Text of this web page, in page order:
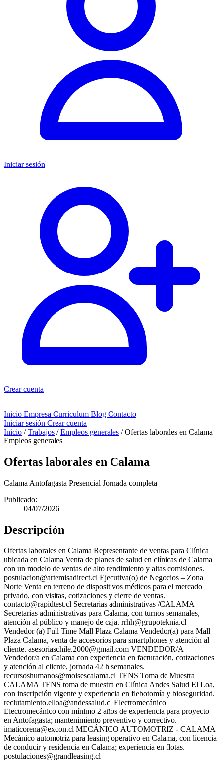
Iniciar sesión
Crear cuenta
Inicio Empresa Curriculum Blog Contacto
Iniciar sesión Crear cuenta
Inicio / Trabajos / Empleos generales / Ofertas laborales en Calama
Empleos generales
Ofertas laborales en Calama
Calama Antofagasta Presencial Jornada completa
Publicado:
04/07/2026
Descripción
Ofertas laborales en Calama Representante de ventas para Clínica
ubicada en Calama Venta de planes de salud en clínicas de Calama
con un modelo de ventas de alto rendimiento y altas comisiones.
postulacion@artemisadirect.cl Ejecutiva(o) de Negocios – Zona
Norte Venta en terreno de dispositivos médicos para el mercado
privado, con visitas, cotizaciones y cierre de ventas.
contacto@rapidtest.cl Secretarias administrativas /CALAMA
Secretarias administrativas para Calama, con turnos semanales,
atención al público y manejo de caja. rrhh@grupoteknia.cl
Vendedor (a) Full Time Mall Plaza Calama Vendedor(a) para Mall
Plaza Calama, venta de accesorios para smartphones y atención al
cliente. asesoriaschile.2000@gmail.com VENDEDOR/A
Vendedor/a en Calama con experiencia en facturación, cotizaciones
y atención al cliente, jornada 42 h semanales.
recursoshumanos@moisescalama.cl TENS Toma de Muestra
CALAMA TENS toma de muestra en Clínica Andes Salud El Loa,
con inscripción vigente y experiencia en flebotomía y bioseguridad.
reclutamiento.elloa@andessalud.cl Electromecánico
Electromecánico con mínimo 2 años de experiencia para proyecto
en Antofagasta; mantenimiento preventivo y correctivo.
imaticorena@excon.cl MECÁNICO AUTOMOTRIZ - CALAMA
Mecánico automotriz para leasing operativo en Calama, con licencia
de conducir y residencia en Calama; experiencia en flotas.
postulaciones@grandleasing.cl